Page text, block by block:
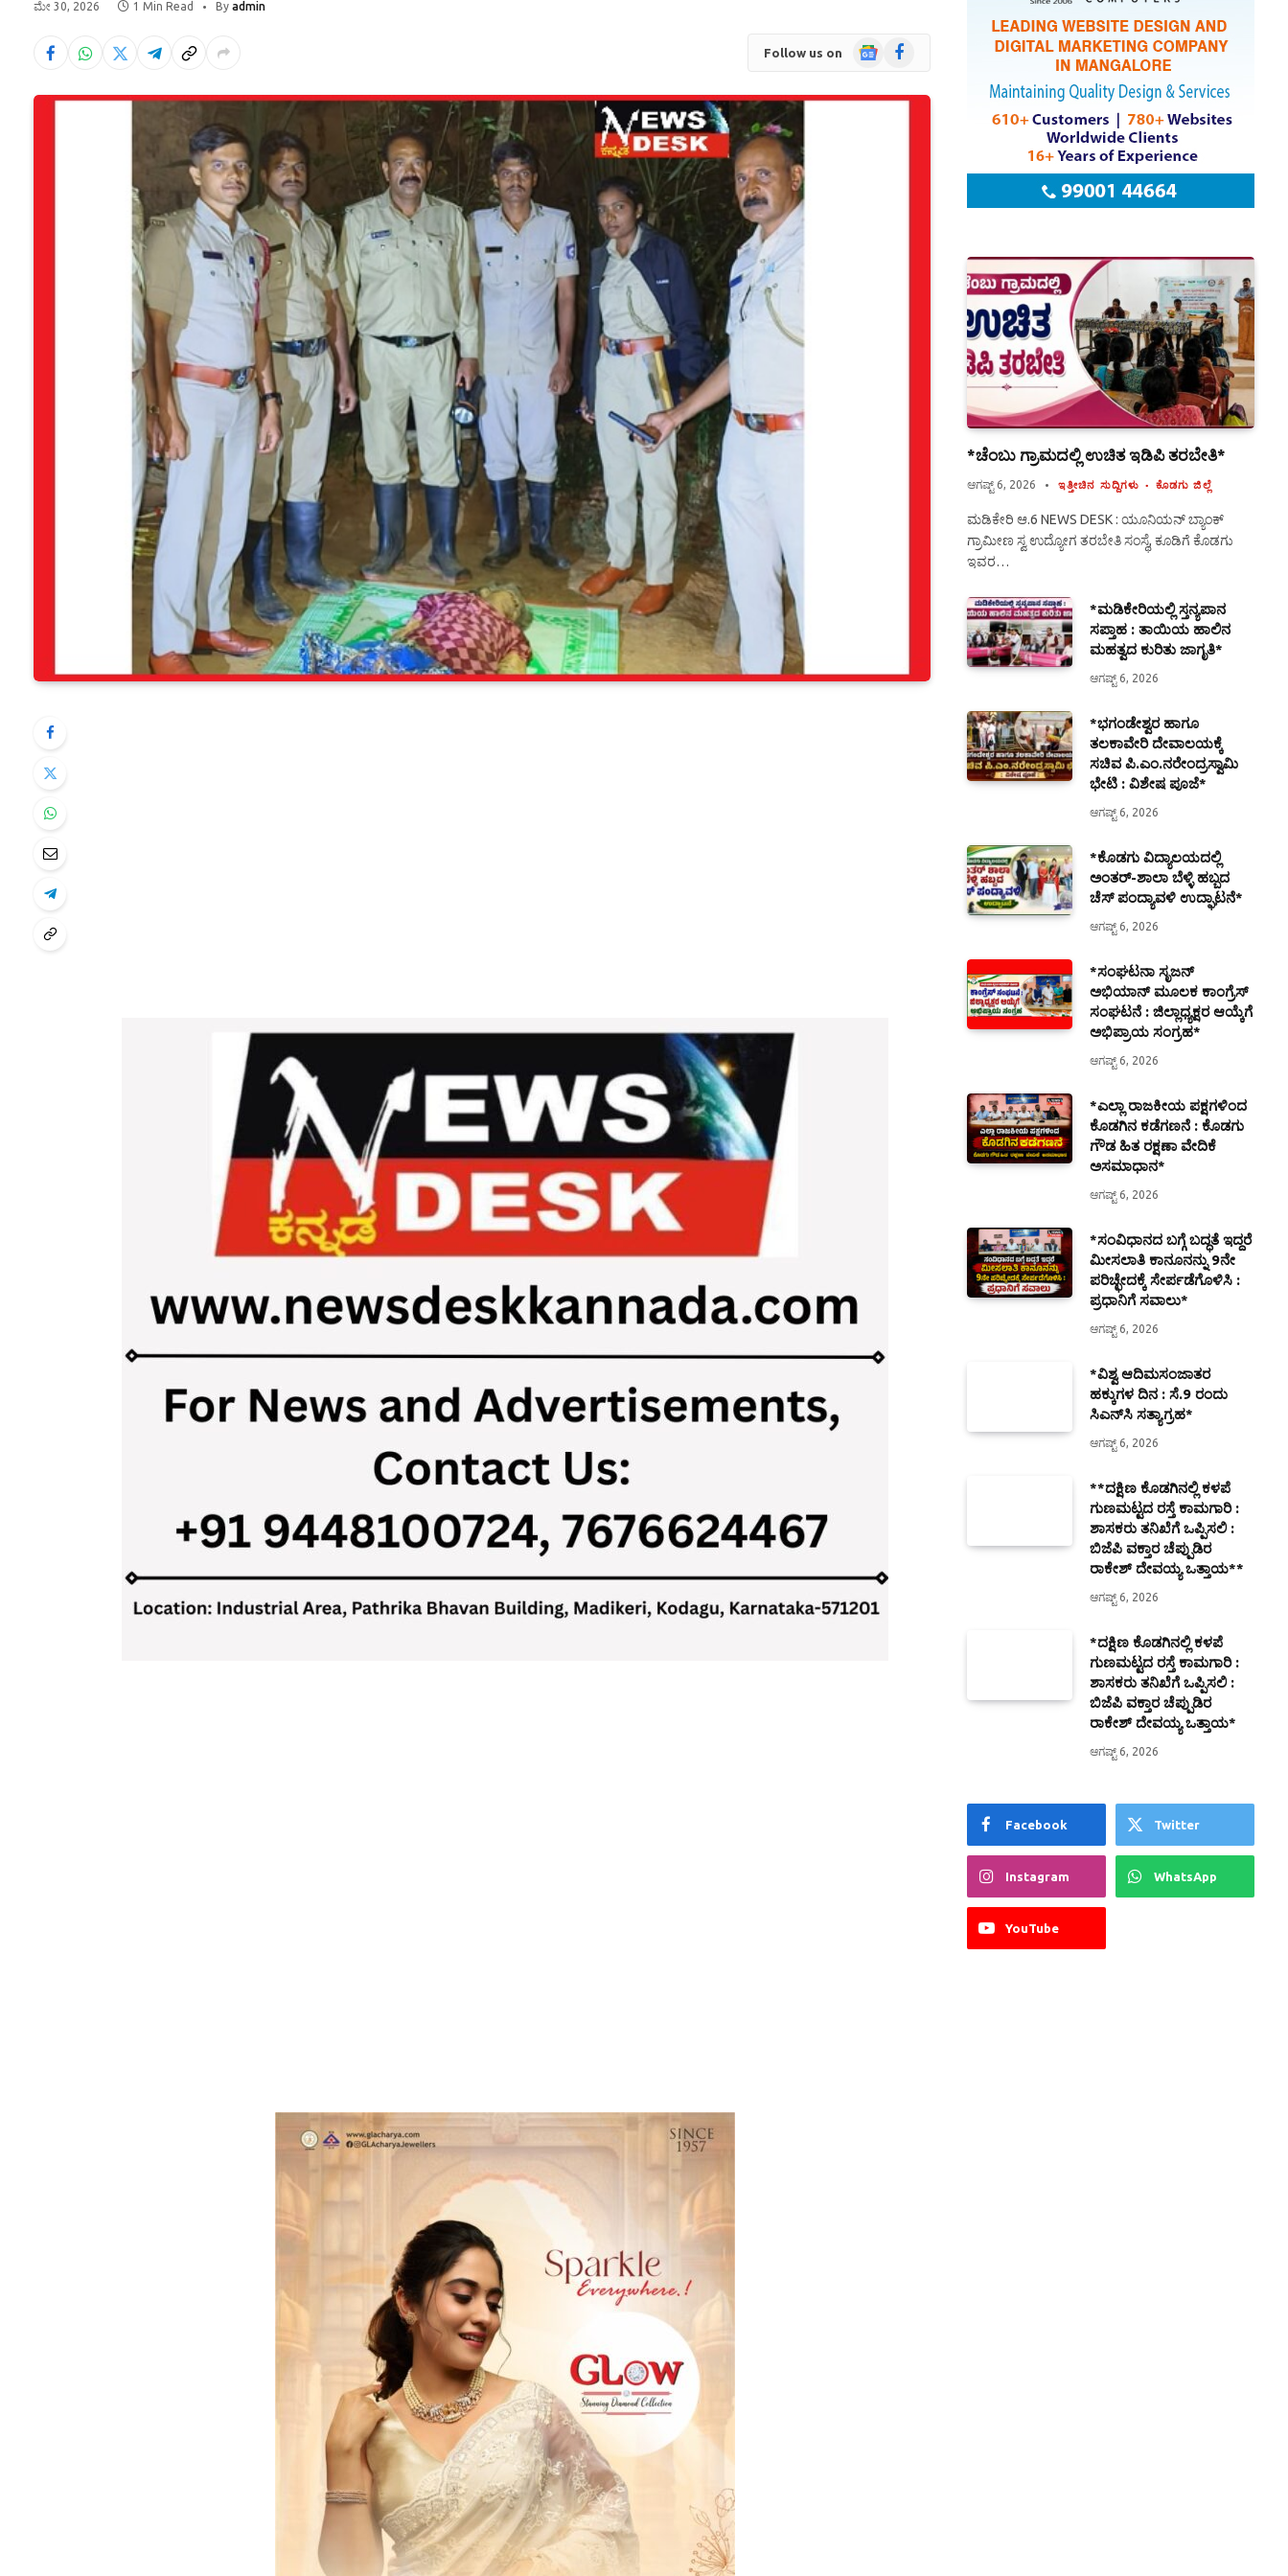
ಮೇ 30, 2026 1 Min Read By admin
Follow us on
GoogleFacebook
*ಚೆಂಬು ಗ್ರಾಮದಲ್ಲಿ ಉಚಿತ ಇಡಿಪಿ ತರಬೇತಿ*
ಆಗಷ್ಟ್ 6, 2026 ಇತ್ತೀಚಿನ ಸುದ್ದಿಗಳು ಕೊಡಗು ಜಿಲ್ಲೆ
ಮಡಿಕೇರಿ ಆ.6 NEWS DESK : ಯೂನಿಯನ್ ಬ್ಯಾಂಕ್
ಗ್ರಾಮೀಣ ಸ್ವ ಉದ್ಯೋಗ ತರಬೇತಿ ಸಂಸ್ಥೆ, ಕೂಡಿಗೆ ಕೊಡಗು
ಇವರ…
*ಮಡಿಕೇರಿಯಲ್ಲಿ ಸ್ತನ್ಯಪಾನ
ಸಪ್ತಾಹ : ತಾಯಿಯ ಹಾಲಿನ
ಮಹತ್ವದ ಕುರಿತು ಜಾಗೃತಿ*
ಆಗಷ್ಟ್ 6, 2026
*ಭಗಂಡೇಶ್ವರ ಹಾಗೂ
ತಲಕಾವೇರಿ ದೇವಾಲಯಕ್ಕೆ
ಸಚಿವ ಪಿ.ಎಂ.ನರೇಂದ್ರಸ್ವಾಮಿ
ಭೇಟಿ : ವಿಶೇಷ ಪೂಜೆ*
ಆಗಷ್ಟ್ 6, 2026
*ಕೊಡಗು ವಿದ್ಯಾಲಯದಲ್ಲಿ
ಅಂತರ್-ಶಾಲಾ ಬೆಳ್ಳಿ ಹಬ್ಬದ
ಚೆಸ್ ಪಂದ್ಯಾವಳಿ ಉದ್ಘಾಟನೆ*
ಆಗಷ್ಟ್ 6, 2026
*ಸಂಘಟನಾ ಸೃಜನ್
ಅಭಿಯಾನ್ ಮೂಲಕ ಕಾಂಗ್ರೆಸ್
ಸಂಘಟನೆ : ಜಿಲ್ಲಾಧ್ಯಕ್ಷರ ಆಯ್ಕೆಗೆ
ಅಭಿಪ್ರಾಯ ಸಂಗ್ರಹ*
ಆಗಷ್ಟ್ 6, 2026
*ಎಲ್ಲಾ ರಾಜಕೀಯ ಪಕ್ಷಗಳಿಂದ
ಕೊಡಗಿನ ಕಡೆಗಣನೆ : ಕೊಡಗು
ಗೌಡ ಹಿತ ರಕ್ಷಣಾ ವೇದಿಕೆ
ಅಸಮಾಧಾನ*
ಆಗಷ್ಟ್ 6, 2026
*ಸಂವಿಧಾನದ ಬಗ್ಗೆ ಬದ್ಧತೆ ಇದ್ದರೆ
ಮೀಸಲಾತಿ ಕಾನೂನನ್ನು 9ನೇ
ಪರಿಚ್ಛೇದಕ್ಕೆ ಸೇರ್ಪಡೆಗೊಳಿಸಿ :
ಪ್ರಧಾನಿಗೆ ಸವಾಲು*
ಆಗಷ್ಟ್ 6, 2026
*ವಿಶ್ವ ಆದಿಮಸಂಜಾತರ
ಹಕ್ಕುಗಳ ದಿನ : ಸೆ.9 ರಂದು
ಸಿಎನ್‌ಸಿ ಸತ್ಯಾಗ್ರಹ*
ಆಗಷ್ಟ್ 6, 2026
**ದಕ್ಷಿಣ ಕೊಡಗಿನಲ್ಲಿ ಕಳಪೆ
ಗುಣಮಟ್ಟದ ರಸ್ತೆ ಕಾಮಗಾರಿ :
ಶಾಸಕರು ತನಿಖೆಗೆ ಒಪ್ಪಿಸಲಿ :
ಬಿಜೆಪಿ ವಕ್ತಾರ ಚೆಪ್ಪುಡಿರ
ರಾಕೇಶ್ ದೇವಯ್ಯ ಒತ್ತಾಯ**
ಆಗಷ್ಟ್ 6, 2026
*ದಕ್ಷಿಣ ಕೊಡಗಿನಲ್ಲಿ ಕಳಪೆ
ಗುಣಮಟ್ಟದ ರಸ್ತೆ ಕಾಮಗಾರಿ :
ಶಾಸಕರು ತನಿಖೆಗೆ ಒಪ್ಪಿಸಲಿ :
ಬಿಜೆಪಿ ವಕ್ತಾರ ಚೆಪ್ಪುಡಿರ
ರಾಕೇಶ್ ದೇವಯ್ಯ ಒತ್ತಾಯ*
ಆಗಷ್ಟ್ 6, 2026
Facebook Twitter
Instagram WhatsApp
YouTube